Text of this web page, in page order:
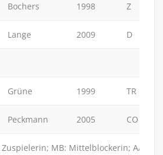
Bochers 1998 Z
Lange 2009 D
Grüne 1999 TR
Peckmann 2005 CO
MB: Mittelblockerin; AA: